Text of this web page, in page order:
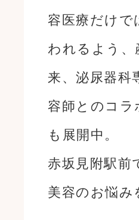
容医療だけで
われるよう、
来、泌尿器科
容師とのコラ
も展開中。
赤坂見附駅前
美容のお悩み